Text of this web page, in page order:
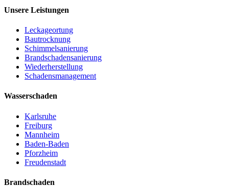
Unsere Leistungen
Leckageortung
Bautrocknung
Schimmelsanierung
Brandschadensanierung
Wiederherstellung
Schadensmanagement
Wasserschaden
Karlsruhe
Freiburg
Mannheim
Baden-Baden
Pforzheim
Freudenstadt
Brandschaden